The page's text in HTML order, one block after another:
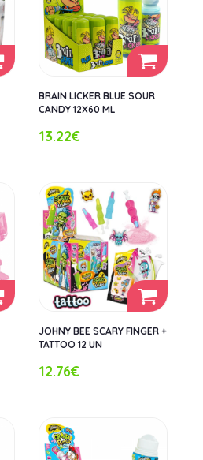
BRAIN LICKER BLUE SOUR
CANDY 12X60 ML
13.22€
JOHNY BEE SCARY FINGER +
TATTOO 12 UN
12.76€